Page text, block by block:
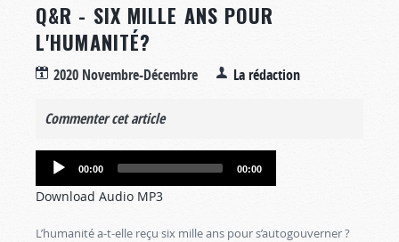
Q&R - SIX MILLE ANS POUR
L'HUMANITÉ?
2020 Novembre-Décembre La rédaction
Commenter cet article
Audio
00:00 00:00
Download Audio MP3
L’humanité a-t-elle reçu six mille ans pour s’autogouverner ?